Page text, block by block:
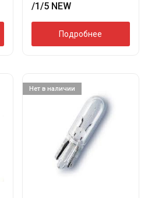
/1/5 NEW
Подробнее
Нет в наличии